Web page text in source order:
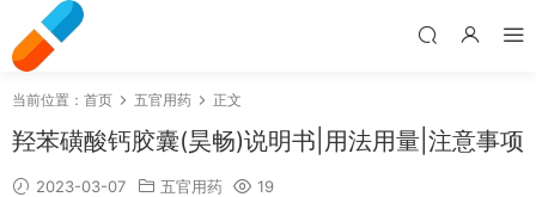
当前位置： 首页 五官用药 正文
羟苯磺酸钙胶囊(昊畅)说明书|用法用量|注意事项
2023-03-07 五官用药 19